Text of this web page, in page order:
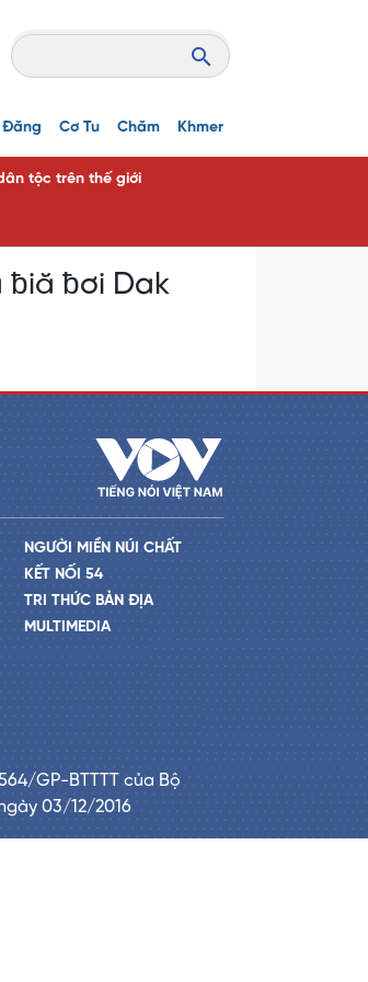
Đăng Cơ Tu Chăm Khmer
tộc trên thế giới
ƀơi Dak
NGƯỜI MIỀN NÚI CHẤT
KẾT NỐI 54
TRI THỨC BẢN ĐỊA
MULTIMEDIA
GP-BTTTT của Bộ
03/12/2016